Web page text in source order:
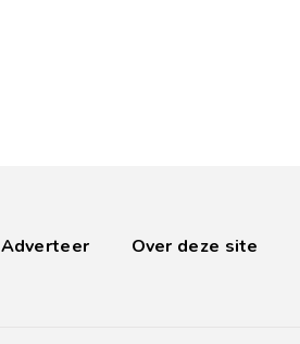
Adverteer Over deze site